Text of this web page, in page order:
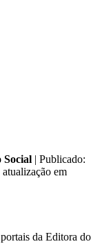
Social | Publicado:
em
da Editora do